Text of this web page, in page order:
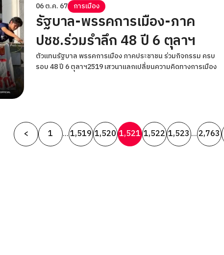
06 ต.ค. 67 การเมือง
รัฐบาล-พรรคการเมือง-ภาค
ปชช.ร่วมรำลึก 48 ปี 6 ตุลาฯ
ตัวแทนรัฐบาล พรรคการเมือง ภาคประชาชน ร่วมกิจกรรม ครบ
รอบ 48 ปี 6 ตุลาฯ2519 เสวนาแลกเปลี่ยนความคิดทางการเมือง
Posts
pagination
< 1 …1,519 1,520 1,521 1,522 1,523 … 2,763